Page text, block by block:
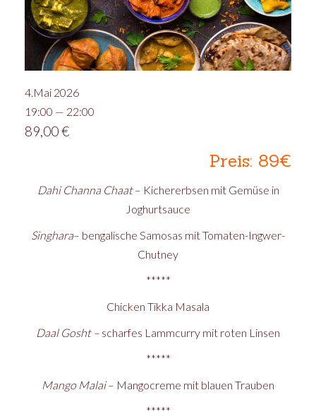
Preis: 89€
Dahi Channa Chaat– Kichererbsen mit Gemüse in
Joghurtsauce
Singhara– bengalische Samosas mit Tomaten-Ingwer-
Chutney
*****
Chicken Tikka Masala
Daal Gosht – scharfes Lammcurry mit roten Linsen
*****
Mango Malai– Mangocreme mit blauen Trauben
*****
4.Mai 2026
19:00 — 22:00
89,00€